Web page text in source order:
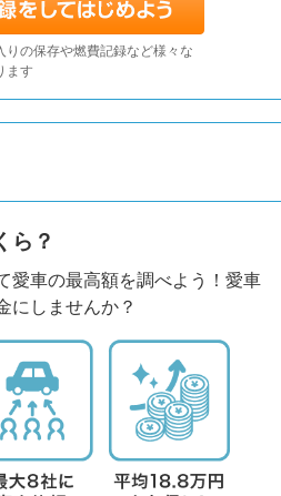
りの保存や燃費記録など様々な
ます
ら？
愛車の最高額を調べよう！愛車
にしませんか？